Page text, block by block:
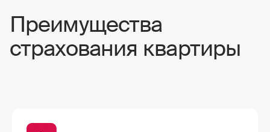
Преимущества
страхования квартиры